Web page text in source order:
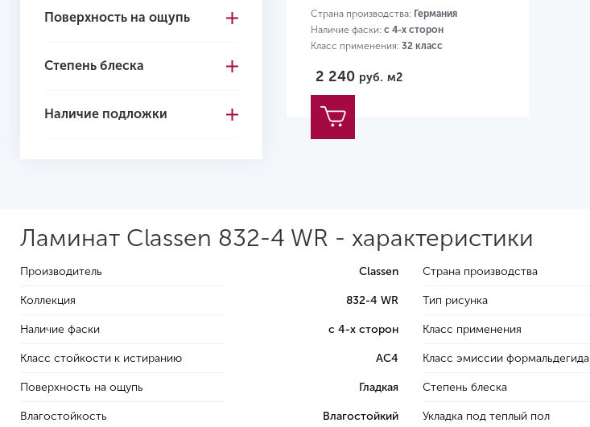
Поверхность на ощупь
Степень блеска
Наличие подложки
Страна производства: Германия
Наличие фаски: с 4-х сторон
Класс применения: 32 класс
2 240 руб. м2
Ламинат Classen 832-4 WR - характеристики
Производитель Classen
Коллекция 832-4 WR
Наличие фаски с 4-х сторон
Класс стойкости к истиранию AC4
Поверхность на ощупь Гладкая
Влагостойкость Влагостойкий
Страна производства
Тип рисунка
Класс применения
Класс эмиссии формальдегида
Степень блеска
Укладка под теплый пол